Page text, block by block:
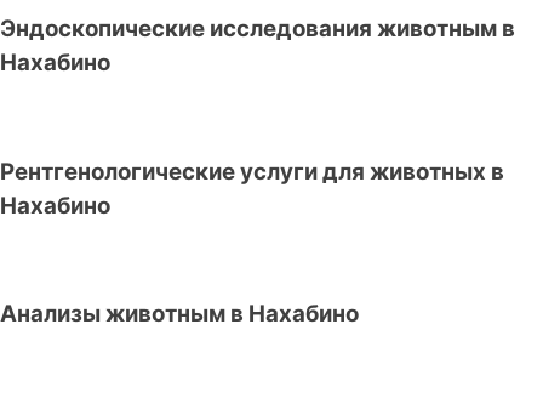
Эндоскопические исследования животным в
Нахабино
Рентгенологические услуги для животных в
Нахабино
Анализы животным в Нахабино